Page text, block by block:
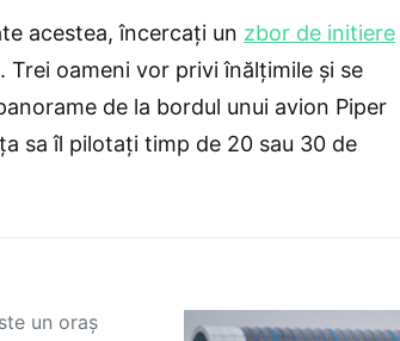
acestea, încercaţi un zbor de initiere
Trei oameni vor privi înălţimile şi se
de la bordul unui avion Piper
sa îl pilotaţi timp de 20 sau 30 de
un oraș